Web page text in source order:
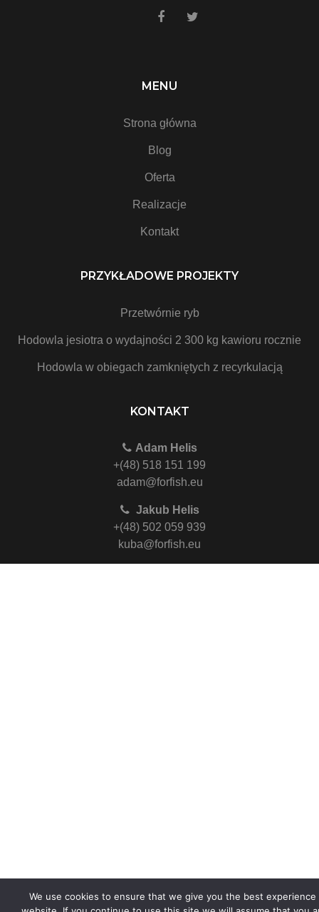
MENU
Strona główna
Blog
Oferta
Realizacje
Kontakt
PRZYKŁADOWE PROJEKTY
Przetwórnie ryb
Hodowla jesiotra o wydajności 2 300 kg kawioru rocznie
Hodowla w obiegach zamkniętych z recyrkulacją
KONTAKT
Adam Helis
+(48) 518 151 199
adam@forfish.eu
Jakub Helis
+(48) 502 059 939
kuba@forfish.eu
We use cookies to ensure that we give you the best experience